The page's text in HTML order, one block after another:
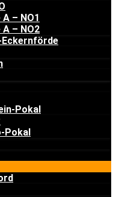
– NO1
– NO2
Eckernförde
Pokal
Pokal